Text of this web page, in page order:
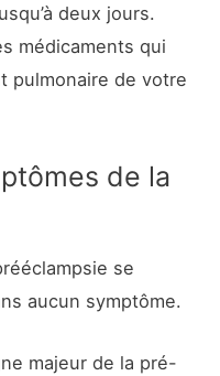
deux jours.
médicaments qui
pulmonaire de votre
de la
se
aucun symptôme.
majeur de la pré-